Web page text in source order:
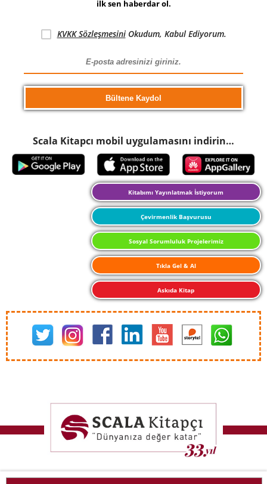
ilk sen haberdar ol.
KVKK SözleşmesiniOkudum, Kabul Ediyorum.
Scala Kitapcı mobil uygulamasını indirin…
Kitabımı Yayınlatmak İstiyorum
Çevirmenlik Başvurusu
Sosyal Sorumluluk Projelerimiz
Tıkla Gel & Al
Askıda Kitap